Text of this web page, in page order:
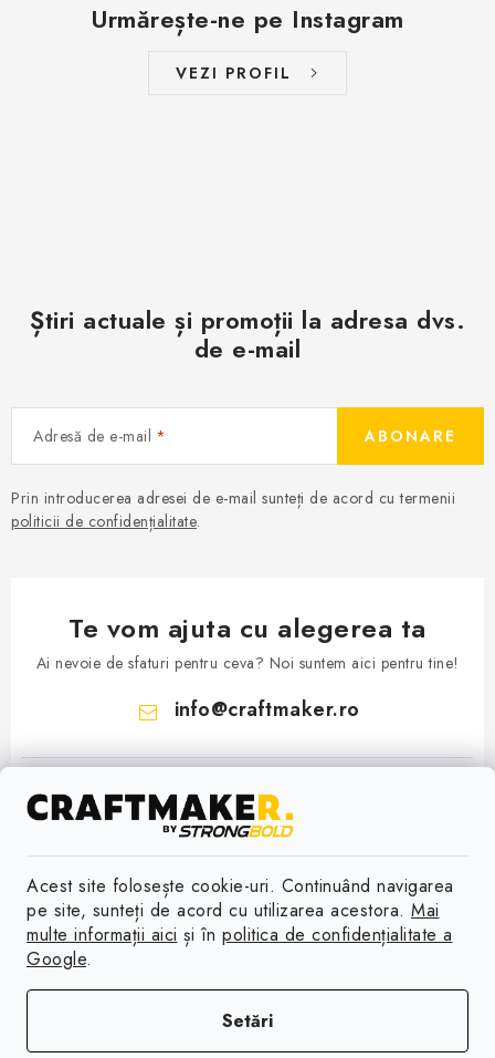
Acest site folosește cookie-uri. Continuând navigarea
pe site, sunteți de acord cu utilizarea acestora. Mai
multe informații aici și în politica de confidențialitate a
Google.
Setări
Urmărește-ne pe Instagram
VEZI PROFIL
Știri actuale și promoții la adresa dvs.
de e-mail
Adresă de e-mail
Prin introducerea adresei de e-mail sunteți de acord cu termenii
politicii de confidențialitate.
ABONARE
Te vom ajuta cu alegerea ta
Ai nevoie de sfaturi pentru ceva? Noi suntem aici pentru tine!
info@craftmaker.ro
Informații
Livrare